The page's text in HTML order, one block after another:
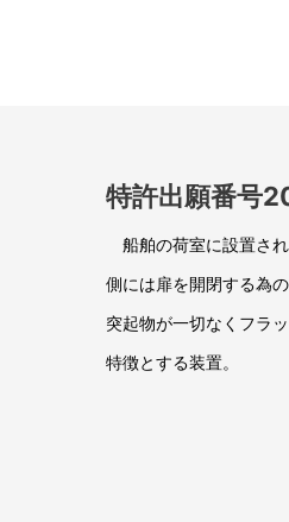
特許出願番号
船舶の荷室に設置さ
側には扉を開閉する為
突起物が一切なくフラ
特徴とする装置。